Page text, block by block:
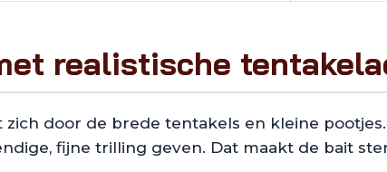
realistische
door de brede tentakels en kleine
fijne trilling geven. Dat maakt de bait